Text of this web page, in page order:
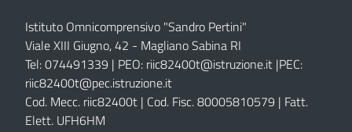
Istituto Omnicomprensivo "Sandro Pertini"
Viale XIII Giugno, 42 - Magliano Sabina RI
Tel: 074491339 | PEO: riic82400t@istruzione.it |PEC:
riic82400t@pec.istruzione.it
Cod. Mecc. riic82400t | Cod. Fisc. 80005810579 | Fatt.
Elett. UFH6HM